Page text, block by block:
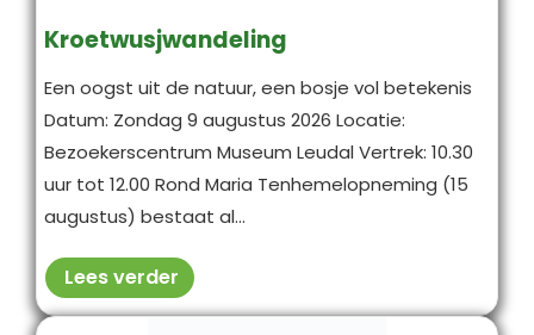
Kroetwusjwandeling
Een oogst uit de natuur, een bosje vol betekenis
Datum: Zondag 9 augustus 2026 Locatie:
Bezoekerscentrum Museum Leudal Vertrek: 10.30
uur tot 12.00 Rond Maria Tenhemelopneming (15
augustus) bestaat al...
Lees verder